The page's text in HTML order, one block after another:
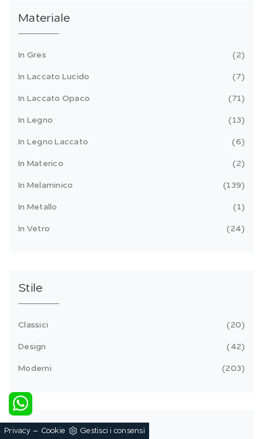
Materiale
In Gres 2
In Laccato Lucido 7
In Laccato Opaco 71
In Legno 13
In Legno Laccato 6
In Materico 2
In Melaminico 139
In Metallo 1
In Vetro 24
Stile
Classici 20
Design 42
Moderni 203
Tipologia
Privacy- Cookie Gestisci i consensi